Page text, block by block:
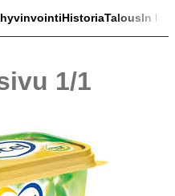
HistoriaTalousIn
1/1